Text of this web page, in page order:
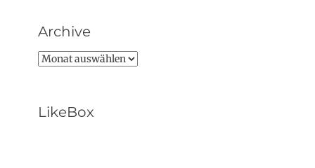
Archive
Archive
LikeBox